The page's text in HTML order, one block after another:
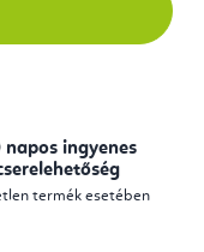
napos ingyenes
termék esetében